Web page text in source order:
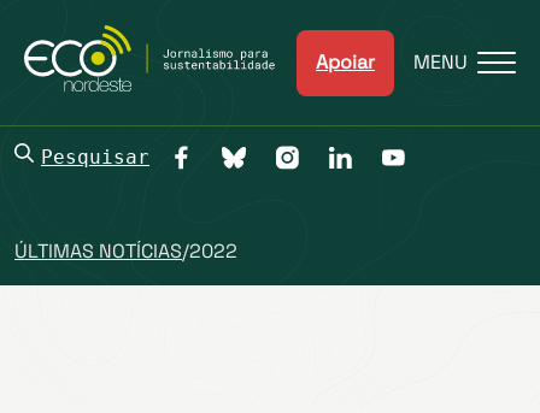
Apoiar MENU
Pesquisar
ÚLTIMAS NOTÍCIAS/2022